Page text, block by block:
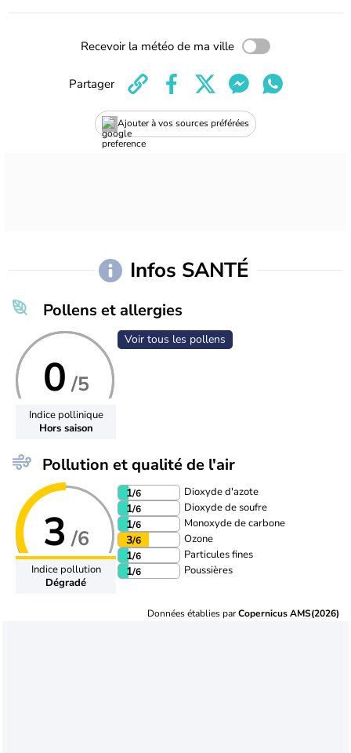
Recevoir la météo de ma ville
Ajouter à vos sources préférées
Partager
Infos SANTÉ
Pollens et allergies
0 /5
Indice pollinique
Hors saison
Voir tous les pollens
Pollution et qualité de l'air
3 /6
Indice pollution
Dégradé
1/6 Dioxyde d'azote
1/6 Dioxyde de soufre
1/6 Monoxyde de carbone
3/6 Ozone
1/6 Particules fines
1/6 Poussières
Données établies parCopernicus AMS(2026)